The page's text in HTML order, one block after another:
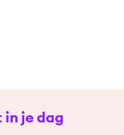
in je dag